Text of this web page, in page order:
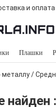
и оплата
Плашки
металлу/
найден